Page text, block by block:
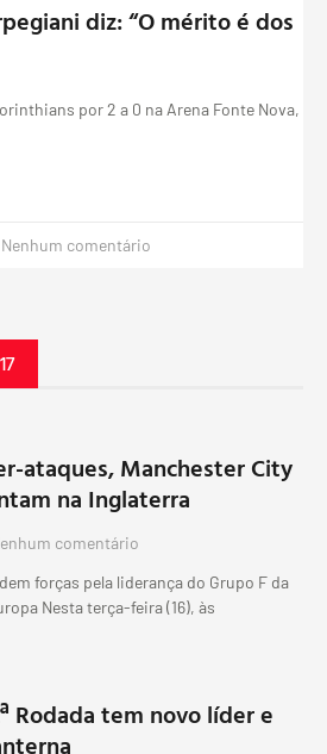
diz: “O mérito é dos
por 2 a 0 na Arena Fonte Nova,
Nenhum comentário
ataques, Manchester City
na Inglaterra
comentário
forças pela liderança do Grupo F da
Nesta terça-feira (16), às
Rodada tem novo líder e